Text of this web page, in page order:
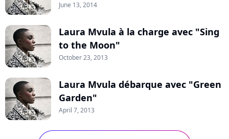
June 13, 2014
Laura Mvula à la charge avec "Sing
to the Moon"
October 23, 2013
Laura Mvula débarque avec "Green
Garden"
April 7, 2013